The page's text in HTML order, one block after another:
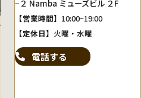
−２ Namba ミューズビル ２F
【営業時間】 10:00~19:00
【定休日】 火曜・水曜
電話する